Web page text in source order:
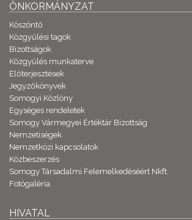
ÖNKORMÁNYZAT
Köszöntő
Közgyűlési tagok
Bizottságok
Közgyűlés munkaterve
Előterjesztések
Jegyzőkönyvek
Somogyi Közlöny
Egységes rendeletek
Somogy Vármegyei Értéktár Bizottság
Nemzetiségek
Nemzetközi kapcsolatok
Közbeszerzés
Somogy Társadalmi Felemelkedéséért Nkft.
Fotógaléria
HIVATAL